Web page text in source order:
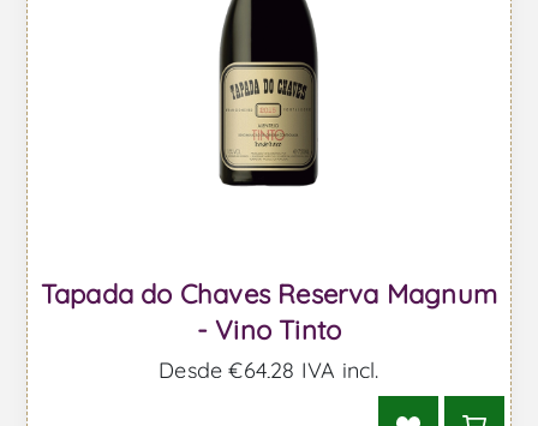
Tapada do Chaves Reserva Magnum
- Vino Tinto
Desde €64,28 IVA incl.